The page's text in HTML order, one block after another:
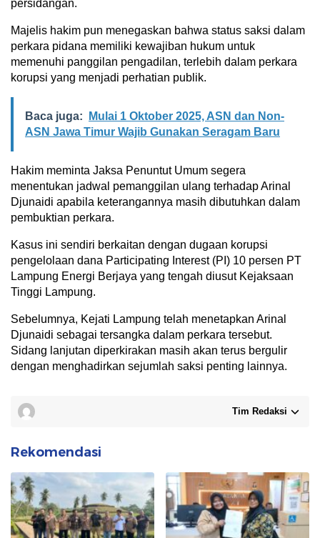
persidangan.
Majelis hakim pun menegaskan bahwa status saksi dalam
perkara pidana memiliki kewajiban hukum untuk
memenuhi panggilan pengadilan, terlebih dalam perkara
korupsi yang menjadi perhatian publik.
Baca juga:
Mulai 1 Oktober 2025, ASN dan Non-
ASN Jawa Timur Wajib Gunakan Seragam Baru
Hakim meminta Jaksa Penuntut Umum segera
menentukan jadwal pemanggilan ulang terhadap Arinal
Djunaidi apabila keterangannya masih dibutuhkan dalam
pembuktian perkara.
Kasus ini sendiri berkaitan dengan dugaan korupsi
pengelolaan dana Participating Interest (PI) 10 persen PT
Lampung Energi Berjaya yang tengah diusut Kejaksaan
Tinggi Lampung.
Sebelumnya, Kejati Lampung telah menetapkan Arinal
Djunaidi sebagai tersangka dalam perkara tersebut.
Sidang lanjutan diperkirakan masih akan terus bergulir
dengan menghadirkan sejumlah saksi penting lainnya.
Tim Redaksi
Rekomendasi